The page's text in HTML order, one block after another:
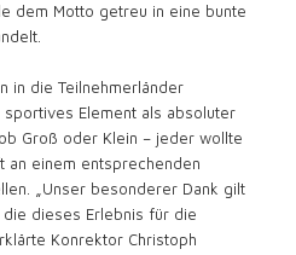
dem Motto getreu in eine bunte
in die Teilnehmerländer
Element als absoluter
Groß oder Klein – jeder wollte
einem entsprechenden
„Unser besonderer Dank gilt
dieses Erlebnis für die
Konrektor Christoph